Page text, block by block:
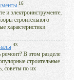
16
и электроинструменте,
строительного
характеристики
43
В этом разделе
строительные
советы по их